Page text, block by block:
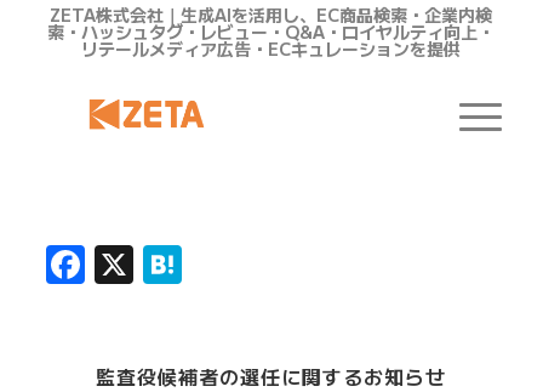
ZETA株式会社｜生成AIを活用し、EC商品検索・企業内検
索・ハッシュタグ・レビュー・Q&A・ロイヤルティ向上・
リテールメディア広告・ECキュレーションを提供
Facebook
X Hatena
監査役候補者の選任に関するお知らせ